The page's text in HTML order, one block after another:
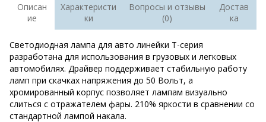
Описан
ие
Характеристи
ки
Вопросы и отзывы
(0)
Достав
ка
Светодиодная лампа для авто линейки Т-серия
разработана для использования в грузовых и легковых
автомобилях. Драйвер поддерживает стабильную работу
ламп при скачках напряжения до 50 Вольт, а
хромированный корпус позволяет лампам визуально
слиться с отражателем фары. 210% яркости в сравнении со
стандартной лампой накала.